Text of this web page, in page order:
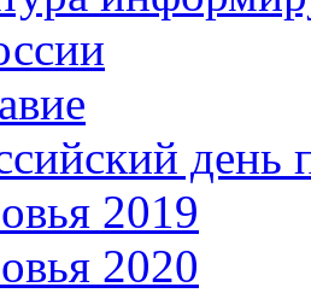
день
2019
2020